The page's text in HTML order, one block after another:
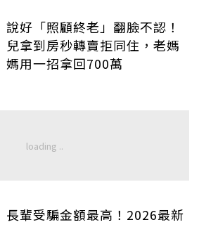
說好「照顧終老」翻臉不認！
兒拿到房秒轉賣拒同住，老媽
媽用一招拿回700萬
長輩受騙金額最高！2026最新